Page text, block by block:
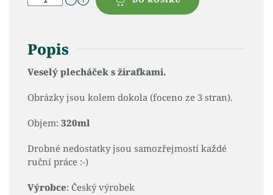
Popis
Veselý plecháček s žirafkami.
Obrázky jsou kolem dokola (foceno ze 3 stran).
Objem: 320ml
Drobné nedostatky jsou samozřejmostí každé
ruční práce :-)
Výrobce: Český výrobek